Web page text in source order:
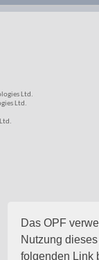
Das OPF
Nutzung
folgenden Link
Ltd.
Ltd.